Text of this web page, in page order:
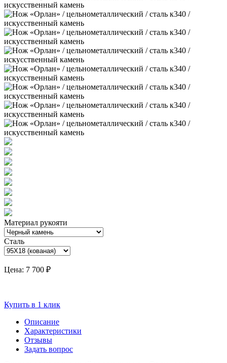
Материал рукояти
Сталь
Цена: 7 700 ₽
Купить в 1 клик
Описание
Характеристики
Отзывы
Задать вопрос